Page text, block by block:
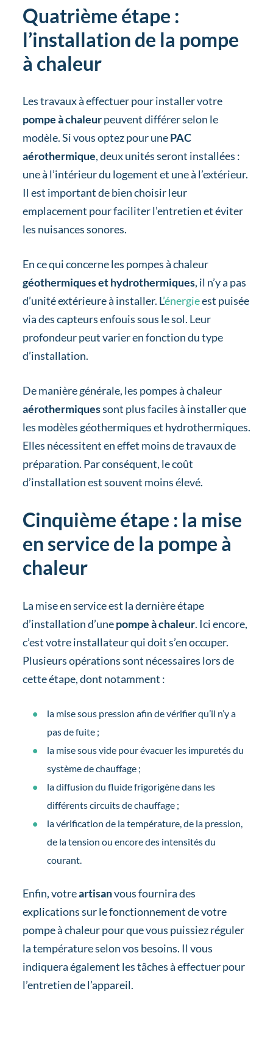
Quatrième étape :
l’installation de la pompe
à chaleur
Les travaux à effectuer pour installer votre
pompe à chaleurpeuvent différer selon le
modèle. Si vous optez pour unePAC
aérothermique, deux unités seront installées :
une à l’intérieur du logement et une à l’extérieur.
Il est important de bien choisir leur
emplacement pour faciliter l’entretien et éviter
les nuisances sonores.
En ce qui concerne les pompes à chaleur
géothermiques et hydrothermiques, il n’y a pas
d’unité extérieure à installer. L’énergieest puisée
via des capteurs enfouis sous le sol. Leur
profondeur peut varier en fonction du type
d’installation.
De manière générale, les pompes à chaleur
aérothermiquessont plus faciles à installer que
les modèles géothermiques et hydrothermiques.
Elles nécessitent en effet moins de travaux de
préparation. Par conséquent, le coût
d’installation est souvent moins élevé.
Cinquième étape : la mise
en service de la pompe à
chaleur
La mise en service est la dernière étape
d’installation d’unepompe à chaleur. Ici encore,
c’est votre installateur qui doit s’en occuper.
Plusieurs opérations sont nécessaires lors de
cette étape, dont notamment :
la mise sous pression afin de vérifier qu’il n’y a
pas de fuite ;
la mise sous vide pour évacuer les impuretés du
système de chauffage ;
la diffusion du fluide frigorigène dans les
différents circuits de chauffage ;
la vérification de la température, de la pression,
de la tension ou encore des intensités du
courant.
Enfin, votreartisanvous fournira des
explications sur le fonctionnement de votre
pompe à chaleur pour que vous puissiez réguler
la température selon vos besoins. Il vous
indiquera également les tâches à effectuer pour
l’entretien de l’appareil.